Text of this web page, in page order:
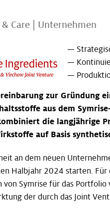
Care Unternehmen
—
—
—
zur Gründung
aus dem
die langjährige
auf Basis
an dem neuen
Halbjahr 2024 starten.
von Symrise für das
der durch das Joint